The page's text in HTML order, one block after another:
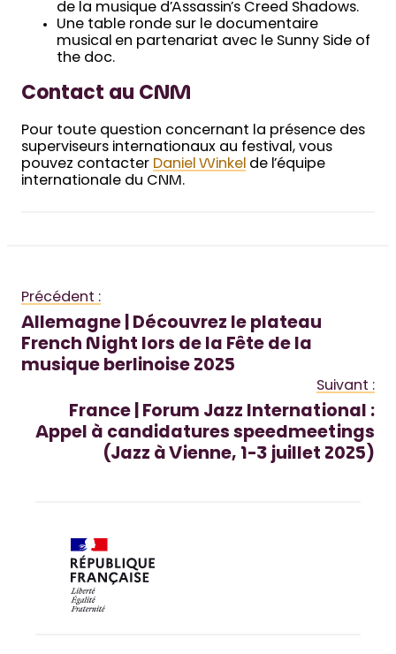
de la musique d’Assassin’s Creed Shadows.
Une table ronde sur le documentaire
musical en partenariat avec le Sunny Side of
the doc.
Contact au CNM
Pour toute question concernant la présence des
superviseurs internationaux au festival, vous
pouvez contacter Daniel Winkel de l’équipe
internationale du CNM.
Précédent :
Allemagne | Découvrez le plateau
French Night lors de la Fête de la
musique berlinoise 2025
Suivant :
France | Forum Jazz International :
Appel à candidatures speedmeetings
(Jazz à Vienne, 1-3 juillet 2025)